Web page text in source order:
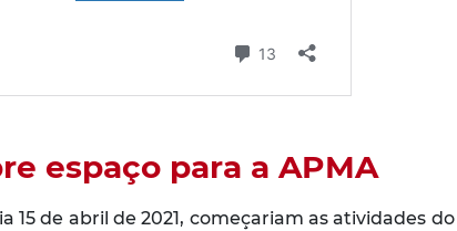
espaço para a APMA
15 de abril de 2021, começariam as atividades